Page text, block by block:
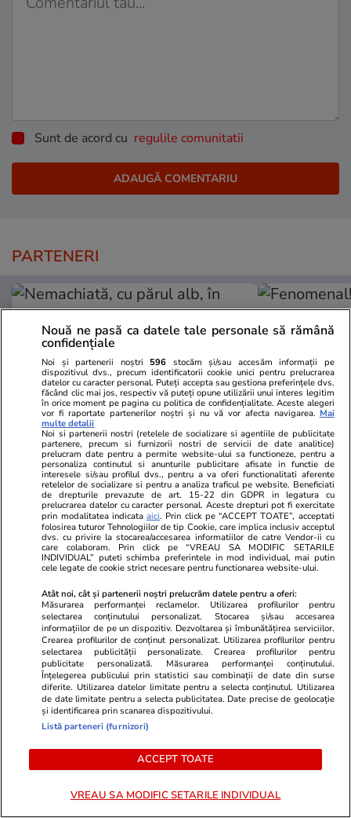
Sunt de acord cu regulile comunitatii
PARTENERI
Viva.ro
Nemachiată, cu părul alb, în
pantaloni sport, văduva lui Sergiu
Nicolaescu a intrat în atenția
tuturor după ultima apariție pe
străzile din Capitală. Surpriză!
Alături DE CINE a apărut
Unica.ro
Fenomenal!
pus în
femei ale
creat o
internet cu
care a
GSP
Nouă ne pasă ca datele tale personale să rămână
confidențiale
Noi și partenerii noștri 596 stocăm și/sau accesăm informații pe
dispozitivul dvs., precum identificatorii cookie unici pentru prelucrarea
datelor cu caracter personal. Puteți accepta sau gestiona preferințele dvs.
făcând clic mai jos, respectiv vă puteți opune utilizării unui interes legitim
în orice moment pe pagina cu politica de confidențialitate. Aceste alegeri
vor fi raportate partenerilor noștri și nu vă vor afecta navigarea. Mai
multe detalii
Noi si partenerii nostri (retelele de socializare si agentiile de publicitate
partenere, precum si furnizorii nostri de servicii de date analitice)
prelucram date pentru a permite website-ului sa functioneze, pentru a
personaliza continutul si anunturile publicitare afisate in functie de
interesele si/sau profilul dvs., pentru a va oferi functionalitati aferente
retelelor de socializare si pentru a analiza traficul pe website. Beneficiati
de drepturile prevazute de art. 15-22 din GDPR in legatura cu
prelucrarea datelor cu caracter personal. Aceste drepturi pot fi exercitate
prin modalitatea indicataaici. Prin click pe “ACCEPT TOATE”, acceptati
folosirea tuturor Tehnologiilor de tip Cookie, care implica inclusiv acceptul
dvs. cu privire la stocarea/accesarea informatiilor de catre Vendor-ii cu
care colaboram. Prin click pe “VREAU SA MODIFIC SETARILE
INDIVIDUAL” puteti schimba preferintele in mod individual, mai putin
cele legate de cookie strict necesare pentru functionarea website-ului.
Atât noi, cât și partenerii noștri prelucrăm datele pentru a oferi:
Măsurarea performanței reclamelor. Utilizarea profilurilor pentru
selectarea conținutului personalizat. Stocarea și/sau accesarea
informațiilor de pe un dispozitiv. Dezvoltarea și îmbunătățirea serviciilor.
Crearea profilurilor de conținut personalizat. Utilizarea profilurilor pentru
selectarea publicității personalizate. Crearea profilurilor pentru
publicitate personalizată. Măsurarea performanței conținutului.
Înțelegerea publicului prin statistici sau combinații de date din surse
diferite. Utilizarea datelor limitate pentru a selecta conținutul. Utilizarea
de date limitate pentru a selecta publicitatea. Date precise de geolocație
și identificarea prin scanarea dispozitivului.
Listă parteneri (furnizori)
ACCEPT TOATE
VREAU SA MODIFIC SETARILE INDIVIDUAL